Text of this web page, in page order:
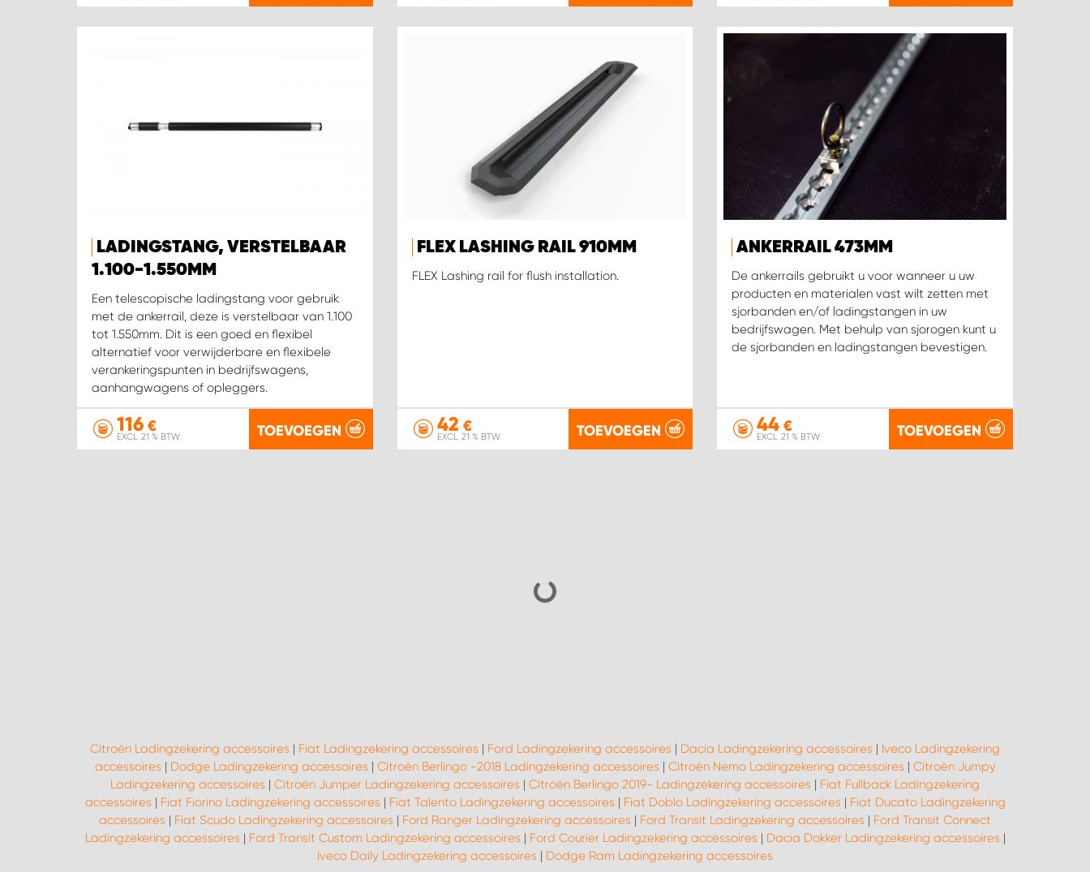
LADINGSTANG, VERSTELBAAR
1.100-1.550MM
Een telescopische ladingstang voor gebruik
met de ankerrail, deze is verstelbaar van 1.100
tot 1.550mm. Dit is een goed en flexibel
alternatief voor verwijderbare en flexibele
verankeringspunten in bedrijfswagens,
aanhangwagens of opleggers.
116 €
EXCL. 21 % BTW TOEVOEGEN
FLEX LASHING RAIL 910MM
FLEX Lashing rail for flush installation.
42 €
EXCL. 21 % BTW TOEVOEGEN
ANKERRAIL 473MM
De ankerrails gebruikt u voor wanneer u uw
producten en materialen vast wilt zetten met
sjorbanden en/of ladingstangen in uw
bedrijfswagen. Met behulp van sjorogen kunt u
de sjorbanden en ladingstangen bevestigen.
44 €
EXCL. 21 % BTW TOEVOEGEN
Citroën Ladingzekering accessoires | Fiat Ladingzekering accessoires | Ford Ladingzekering accessoires | Dacia Ladingzekering accessoires | Iveco Ladingzekering
accessoires | Dodge Ladingzekering accessoires | Citroën Berlingo -2018 Ladingzekering accessoires | Citroën Nemo Ladingzekering accessoires | Citroën Jumpy
Ladingzekering accessoires | Citroën Jumper Ladingzekering accessoires | Citroën Berlingo 2019- Ladingzekering accessoires | Fiat Fullback Ladingzekering
accessoires | Fiat Fiorino Ladingzekering accessoires | Fiat Talento Ladingzekering accessoires | Fiat Doblo Ladingzekering accessoires | Fiat Ducato Ladingzekering
accessoires | Fiat Scudo Ladingzekering accessoires | Ford Ranger Ladingzekering accessoires | Ford Transit Ladingzekering accessoires | Ford Transit Connect
Ladingzekering accessoires | Ford Transit Custom Ladingzekering accessoires | Ford Courier Ladingzekering accessoires | Dacia Dokker Ladingzekering accessoires |
Iveco Daily Ladingzekering accessoires | Dodge Ram Ladingzekering accessoires